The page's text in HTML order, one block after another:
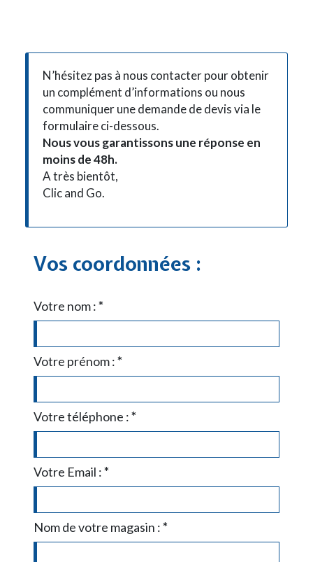
N’hésitez pas à nous contacter pour obtenir
un complément d’informations ou nous
communiquer une demande de devis via le
formulaire ci-dessous.
Nous vous garantissons une réponse en
moins de 48h.
A très bientôt,
Clic and Go.
Vos coordonnées :
Votre nom :*
Votre prénom :*
Votre téléphone :*
Votre Email :*
Nom de votre magasin :*